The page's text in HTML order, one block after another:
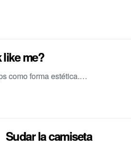
me?
como forma estética.…
Sudar la camiseta